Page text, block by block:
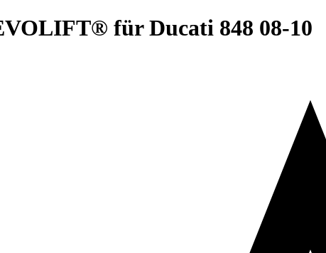
für Ducati 848 08-10